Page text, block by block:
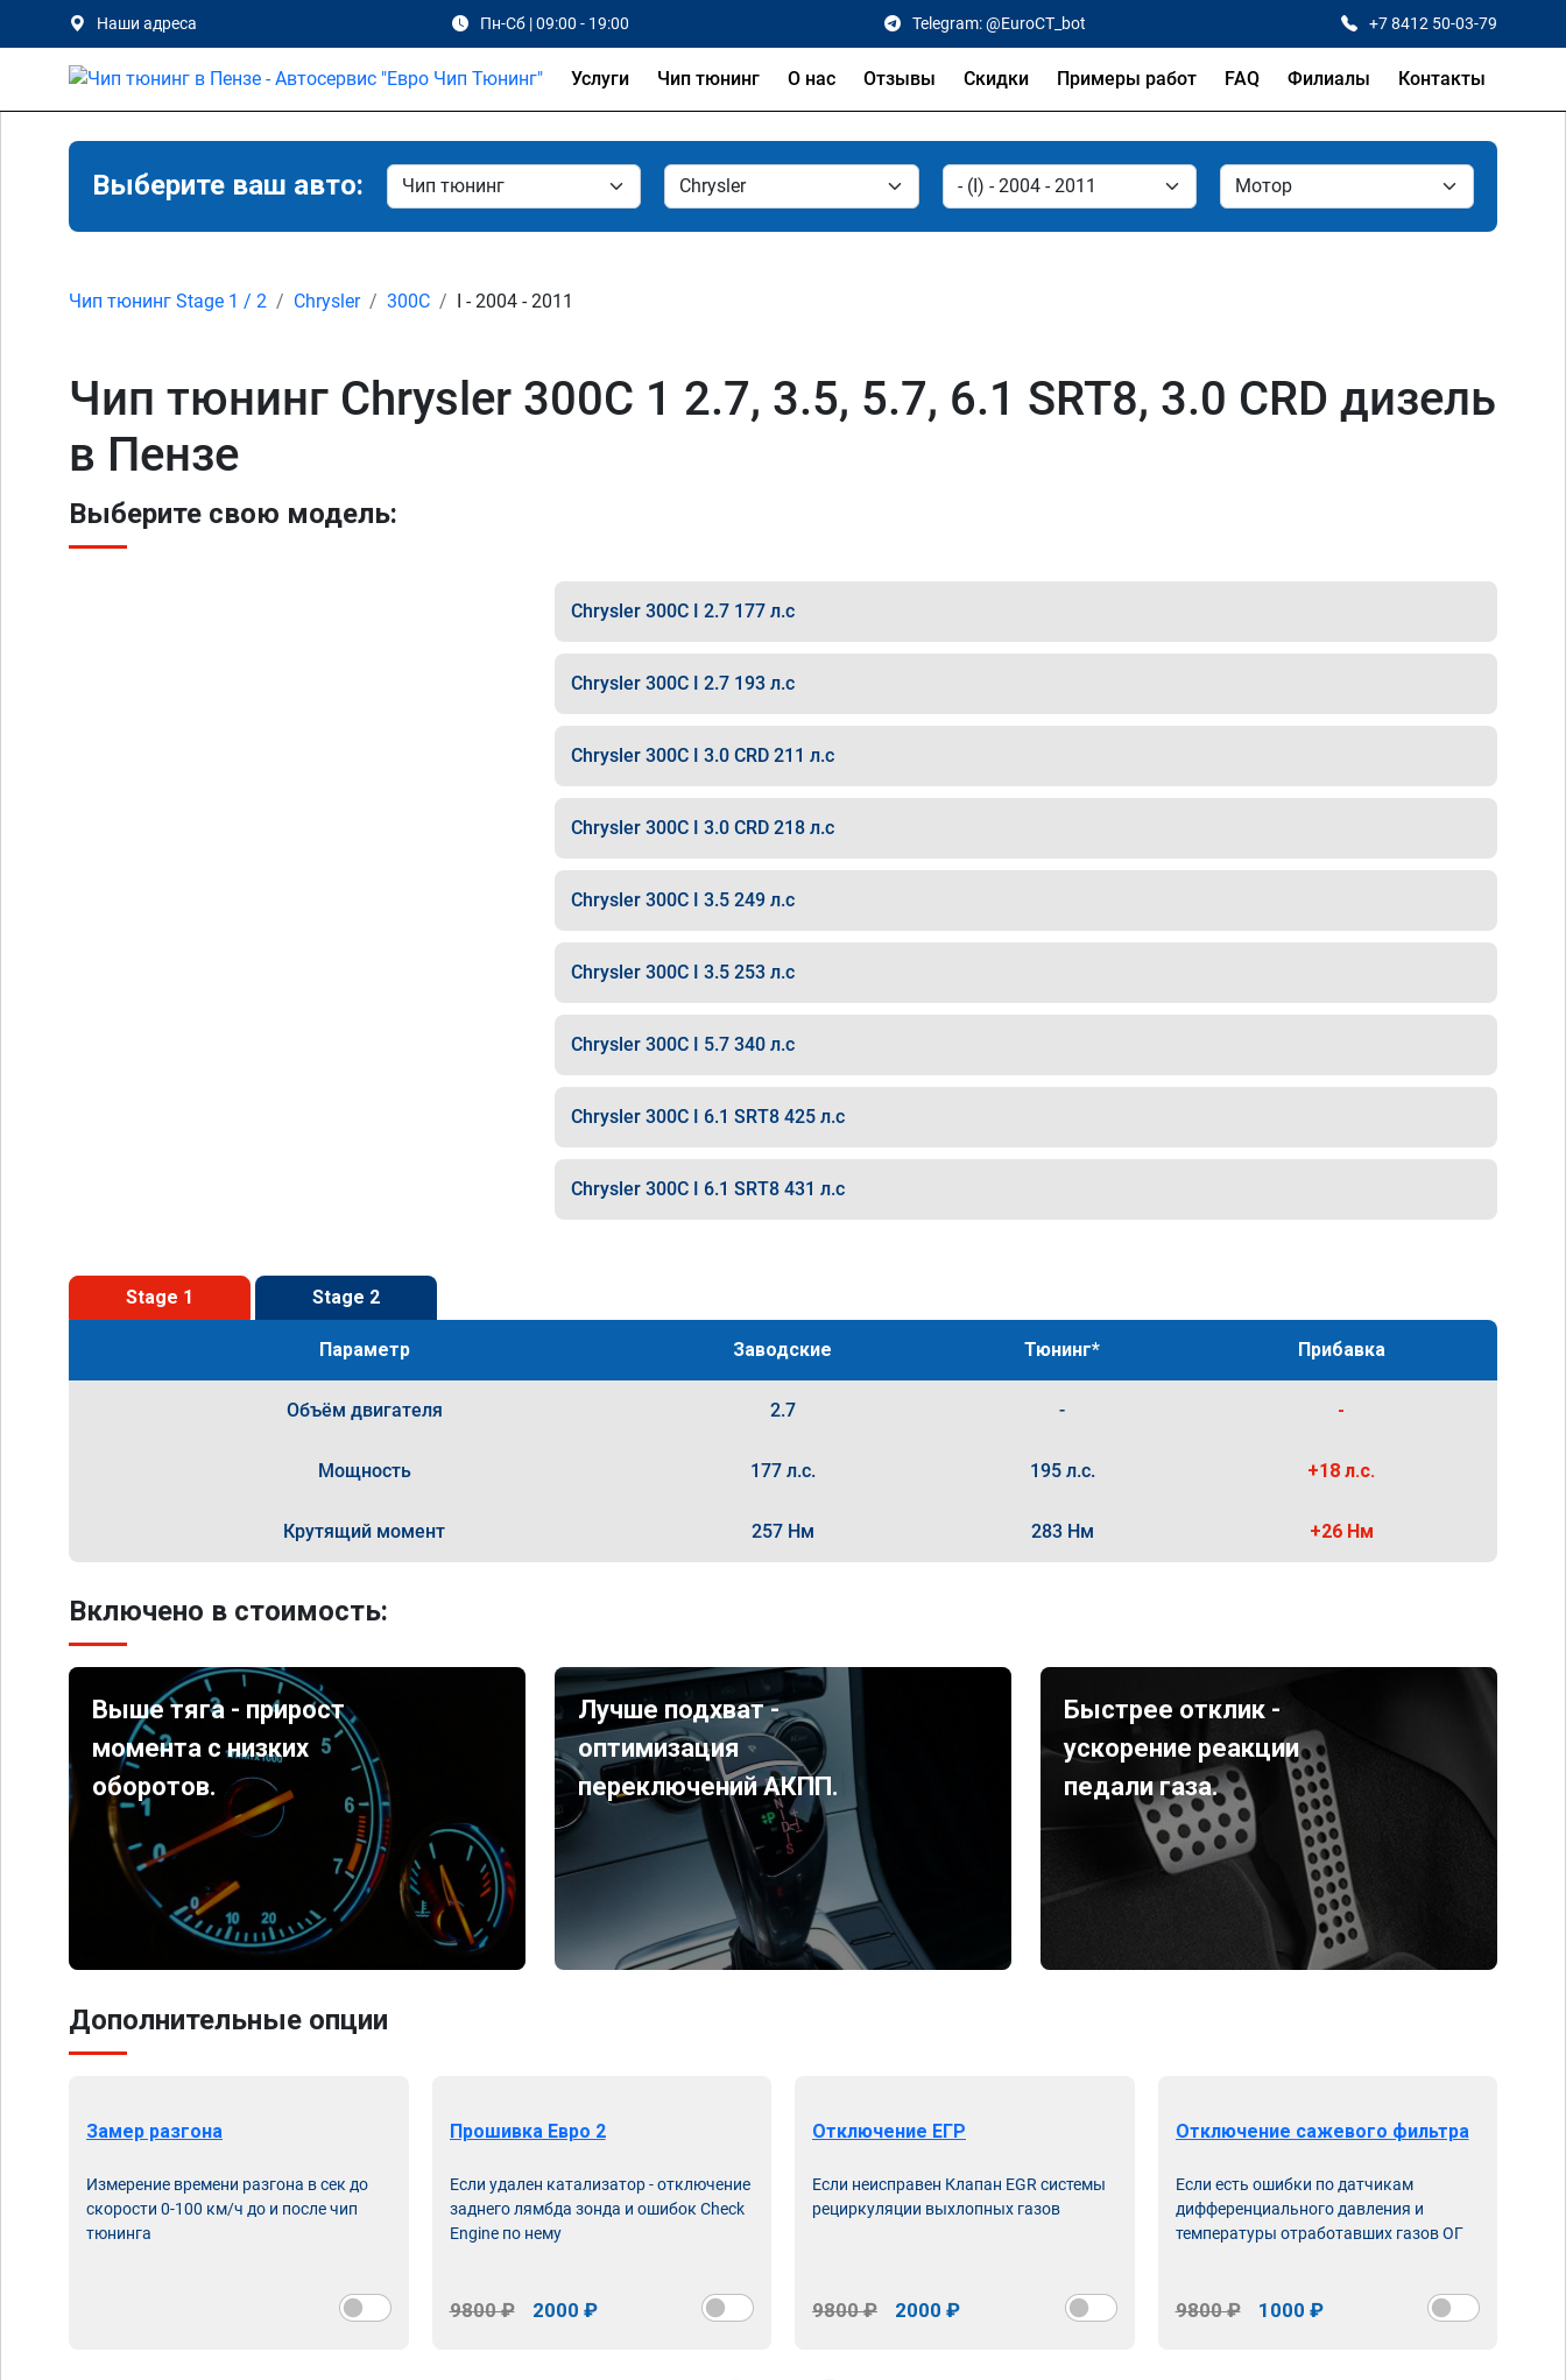
Наши адреса Пн-Сб | 09:00 - 19:00 Telegram: @EuroCT_bot +7 8412 50-03-79
Услуги Чип тюнинг О нас Отзывы Скидки Примеры работ FAQ Филиалы Контакты
Выберите ваш авто:
Чип тюнинг Stage 1 / 2 Chrysler 300C I - 2004 - 2011
Чип тюнинг Chrysler 300C 1 2.7, 3.5, 5.7, 6.1 SRT8, 3.0 CRD дизель
в Пензе
Выберите свою модель:
Chrysler 300C I 2.7 177 л.с
Chrysler 300C I 2.7 193 л.с
Chrysler 300C I 3.0 CRD 211 л.с
Chrysler 300C I 3.0 CRD 218 л.с
Chrysler 300C I 3.5 249 л.с
Chrysler 300C I 3.5 253 л.с
Chrysler 300C I 5.7 340 л.с
Chrysler 300C I 6.1 SRT8 425 л.с
Chrysler 300C I 6.1 SRT8 431 л.с
Stage 1 Stage 2
Параметр Заводские Тюнинг* Прибавка
Объём двигателя 2.7 - -
Мощность 177 л.с. 195 л.с. +18 л.с.
Крутящий момент 257 Нм 283 Нм +26 Нм
Включено в стоимость:
Выше тяга - прирост
момента с низких
оборотов.
Лучше подхват -
оптимизация
переключений АКПП.
Быстрее отклик -
ускорение реакции
педали газа.
Дополнительные опции
Замер разгона
Измерение времени разгона в сек до
скорости 0-100 км/ч до и после чип
тюнинга
Прошивка Евро 2
Если удален катализатор - отключение
заднего лямбда зонда и ошибок Check
Engine по нему
9800 ₽ 2000 ₽
Отключение ЕГР
Если неисправен Клапан EGR системы
рециркуляции выхлопных газов
9800 ₽ 2000 ₽
Отключение сажевого фильтра
Если есть ошибки по датчикам
дифференциального давления и
температуры отработавших газов ОГ
9800 ₽ 1000 ₽